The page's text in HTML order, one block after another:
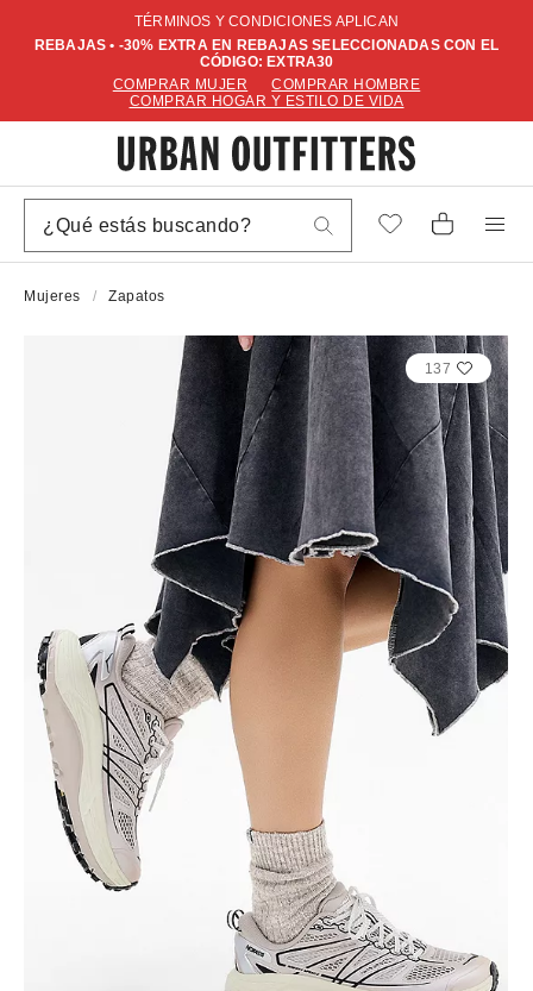
TÉRMINOS Y CONDICIONES APLICAN
REBAJAS • -30% EXTRA EN REBAJAS SELECCIONADAS CON EL
CÓDIGO: EXTRA30
COMPRAR MUJER
COMPRAR HOMBRE
COMPRAR HOGAR Y ESTILO DE VIDA
Mujeres Zapatos
137